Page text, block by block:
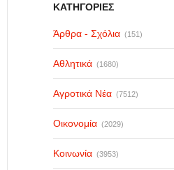
ΚΑΤΗΓΟΡΙΕΣ
Άρθρα - Σχόλια (151)
Αθλητικά (1680)
Αγροτικά Νέα (7512)
Οικονομία (2029)
Κοινωνία (3953)